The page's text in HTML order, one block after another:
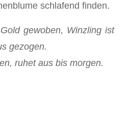
schlafend finden.
gewoben, Winzling ist
gezogen.
ruhet aus bis morgen.